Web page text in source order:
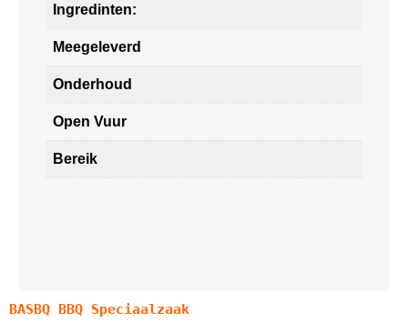
Ingredinten:
Meegeleverd
Onderhoud
Open Vuur
Bereik
BASBQ BBQ Speciaalzaak